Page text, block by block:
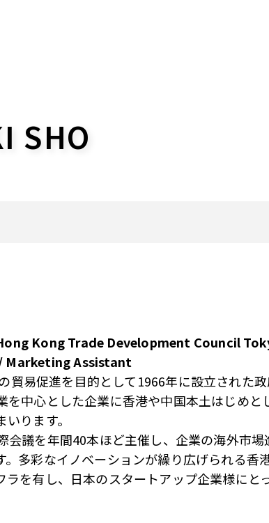
SHO
Kong Trade Development Council
/ Marketing Assistant
貿易促進を目的として1966年に設立された
を中心とした企業に香港や中国本土はじめと
ります。
会議を年間40本ほど主催し、企業の海外市
。多彩なイノベーションが繰り広げられる香
ラを有し、日本のスタートアップ企業様にと